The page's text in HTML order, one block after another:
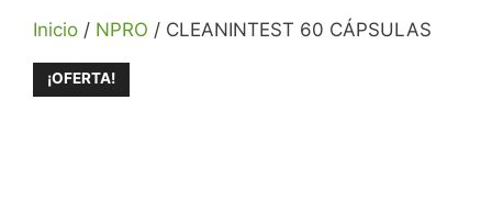
Inicio / NPRO / CLEANINTEST 60 CÁPSULAS
¡OFERTA!